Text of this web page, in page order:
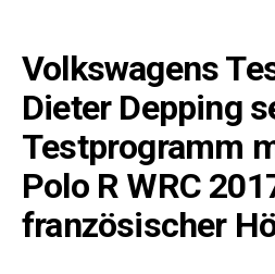
Volkswagens
Dieter Depping
Testprogramm
Polo R WRC
französischer